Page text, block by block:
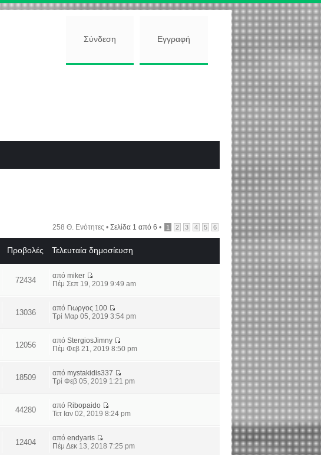
Σύνδεση Εγγραφή
258 Θ. Ενότητες • Σελίδα 1 από 6 • 1 2 3 4 5 6
Προβολές Τελευταία δημοσίευση
72434 απόmiker
Πέμ Σεπ 19, 2019 9:49 am
13036 από Γιωργος 100
Τρί Μαρ 05, 2019 3:54 pm
12056 απόStergiosJimny
Πέμ Φεβ 21, 2019 8:50 pm
18509 απόmystakidis337
Τρί Φεβ 05, 2019 1:21 pm
44280 από Ribopaido
Τετ Ιαν 02, 2019 8:24 pm
12404 απόendyaris
Πέμ Δεκ 13, 2018 7:25 pm